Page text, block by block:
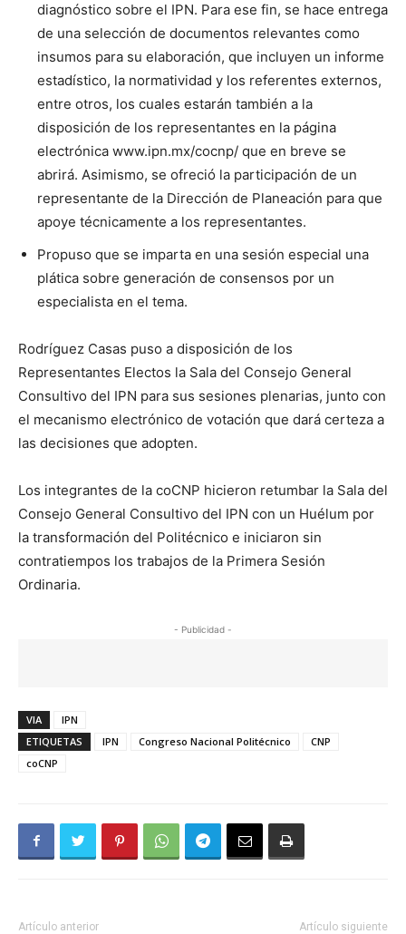
diagnóstico sobre el IPN. Para ese fin, se hace entrega
de una selección de documentos relevantes como
insumos para su elaboración, que incluyen un informe
estadístico, la normatividad y los referentes externos,
entre otros, los cuales estarán también a la
disposición de los representantes en la página
electrónica www.ipn.mx/cocnp/ que en breve se
abrirá. Asimismo, se ofreció la participación de un
representante de la Dirección de Planeación para que
apoye técnicamente a los representantes.
Propuso que se imparta en una sesión especial una
plática sobre generación de consensos por un
especialista en el tema.
Rodríguez Casas puso a disposición de los
Representantes Electos la Sala del Consejo General
Consultivo del IPN para sus sesiones plenarias, junto con
el mecanismo electrónico de votación que dará certeza a
las decisiones que adopten.
Los integrantes de la coCNP hicieron retumbar la Sala del
Consejo General Consultivo del IPN con un Huélum por
la transformación del Politécnico e iniciaron sin
contratiempos los trabajos de la Primera Sesión
Ordinaria.
- Publicidad -
VIA
IPN
ETIQUETAS
IPN Congreso Nacional Politécnico
CNP
coCNP
Artículo anterior Artículo siguiente